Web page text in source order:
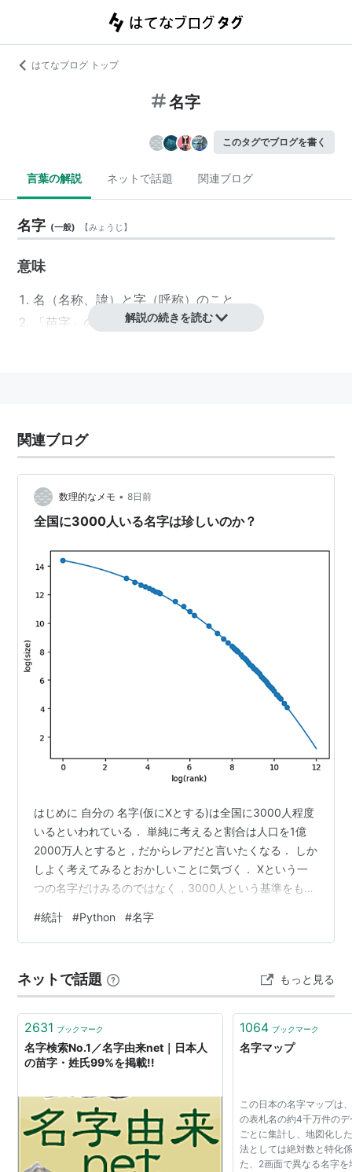
はてなブログ トップ
名字
このタグでブログを書く
言葉の解説 ネットで話題 関連ブログ
名字 (一般) 【みょうじ 】
意味
名（名称、諱）と字（呼称）のこと
「苗字
」の代替表記。解説の続きを読む
関連ブログ
数理的なメモ • 8日前
全国に3000人いる名字は珍しいのか？
はじめに 自分の 名字(仮にXとする)は全国に3000人程度
いるといわれている． 単純に考えると割合は人口を1億
2000万人とすると，だからレアだと言いたくなる． しか
しよく考えてみるとおかしいことに気づく． Xという一
つの名字だけみるのではなく，3000人という基準をもっ
してはいけない。 そして名字というのは珍しければ珍し
いほど，その種類も多くなってゆくはずだろう．そこ
ので全部合計して考えるとXはそこまで珍しいとは言えな
いのではないか？ という疑問が出発点である．この記事
では「その人の名字…
#統計 #Python #名字
ネットで話題 もっと見る
2631 ブックマーク
名字検索No.1／名字由来net｜日本人
の苗字・姓氏99%を掲載!!
1064 ブックマーク
名字マップ
この日本の名字マップは
の表札名の約4千万件の
ごとに集計し、地図化し
法としては絶対数と特化
た、2画面で異なる名字